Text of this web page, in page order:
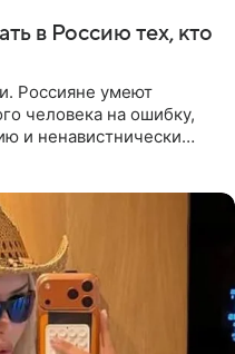
в Россию тех, кто
Россияне умеют
человека на ошибку,
и ненавистнически